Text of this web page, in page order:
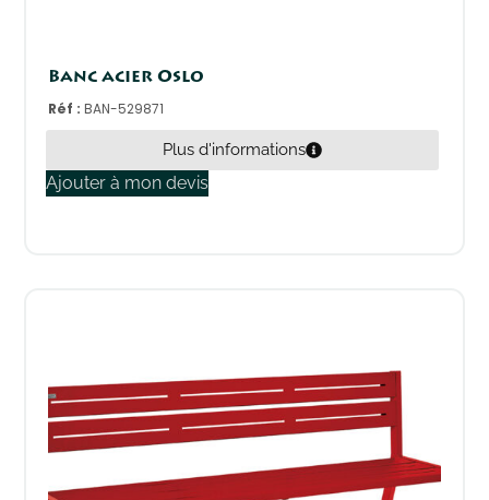
Banc acier Oslo
Réf :BAN-529871
Plus d'informations
Ajouter à mon devis